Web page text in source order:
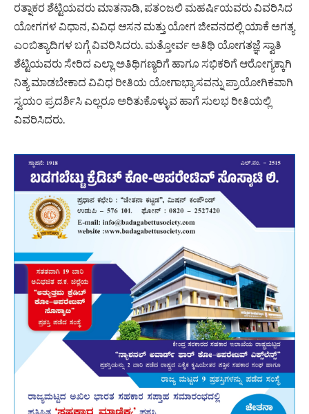
ರತ್ನಾಕರ ಶೆಟ್ಟಿಯವರು ಮಾತನಾಡಿ, ಪತಂಜಲಿ ಮಹರ್ಷಿಯವರು ವಿವರಿಸಿದ
ಯೋಗಗಳ ವಿಧಾನ, ವಿವಿಧ ಆಸನ ಮತ್ತು ಯೋಗ ಜೀವನದಲ್ಲಿ ಯಾಕೆ ಅಗತ್ಯ
ಎಂಬಿತ್ಯಾದಿಗಳ ಬಗ್ಗೆ ವಿವರಿಸಿದರು. ಮತ್ತೋರ್ವ ಅತಿಥಿ ಯೋಗತಜ್ಞೆ ಸ್ವಾತಿ
ಶೆಟ್ಟಿಯವರು ಸೇರಿದ ಎಲ್ಲಾ ಅತಿಥಿಗಣ್ಯರಿಗೆ ಹಾಗೂ ಸಭಿಕರಿಗೆ ಆರೋಗ್ಯಕ್ಕಾಗಿ
ನಿತ್ಯ ಮಾಡಬೇಕಾದ ವಿವಿಧ ರೀತಿಯ ಯೋಗಾಭ್ಯಾಸವನ್ನು ಪ್ರಾಯೋಗಿಕವಾಗಿ
ಸ್ವಯಂ ಪ್ರದರ್ಶಿಸಿ ಎಲ್ಲರೂ ಅರಿತುಕೊಳ್ಳುವ ಹಾಗೆ ಸುಲಭ ರೀತಿಯಲ್ಲಿ
ವಿವರಿಸಿದರು.